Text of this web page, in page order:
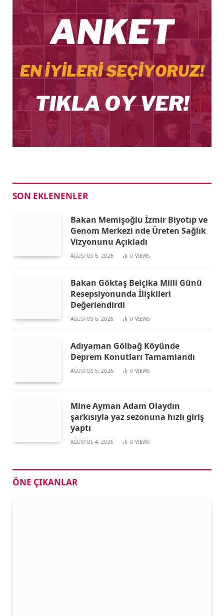
SON EKLENENLER
Bakan Memişoğlu İzmir Biyotıp ve
Genom Merkezi nde Üreten Sağlık
Vizyonunu Açıkladı
AĞUSTOS 6, 2026 0 VIEWS
Bakan Göktaş Belçika Milli Günü
Resepsiyonunda İlişkileri
Değerlendirdi
AĞUSTOS 6, 2026 0 VIEWS
Adıyaman Gölbağ Köyünde
Deprem Konutları Tamamlandı
AĞUSTOS 5, 2026 0 VIEWS
Mine Ayman Adam Olaydın
şarkısıyla yaz sezonuna hızlı giriş
yaptı
AĞUSTOS 4, 2026 0 VIEWS
ÖNE ÇIKANLAR